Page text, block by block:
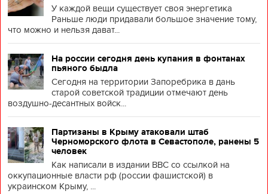
У каждой вещи существует своя энергетика
Раньше люди придавали большое значение тому,
что можно и нельзя дават...
На россии сегодня день купания в фонтанах
пьяного быдла
Сегодня на территории Запоребрика в дань
старой советской традиции отмечают день
воздушно-десантных войск...
Партизаны в Крыму атаковали штаб
Черноморского флота в Севастополе, ранены 5
человек
Как написали в издании BBC со ссылкой на
оккупационные власти рф (россии фашистской) в
украинском Крыму, ...